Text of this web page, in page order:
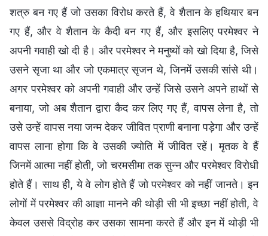
शत्रु बन गए हैं जो उसका विरोध करते हैं, वे शैतान के हथियार बन
गए हैं, और वे शैतान के कैदी बन गए हैं, और इसलिए परमेश्वर ने
अपनी गवाही खो दी है। और परमेश्वर ने मनुष्यों को खो दिया है, जिसे
उसने सृजा था और जो एकमात्र सृजन थे, जिनमें उसकी सांसे थी।
अगर परमेश्वर को अपनी गवाही और उन्हें जिसे उसने अपने हाथों से
बनाया, जो अब शैतान द्वारा कैद कर लिए गए हैं, वापस लेना है, तो
उसे उन्हें वापस नया जन्म देकर जीवित प्राणी बनाना पड़ेगा और उन्हें
वापस लाना होगा कि वे उसकी ज्योति में जीवित रहें। मृतक वे हैं
जिनमें आत्मा नहीं होती, जो चरमसीमा तक सुन्न और परमेश्वर विरोधी
होते हैं। साथ ही, ये वे लोग होते हैं जो परमेश्वर को नहीं जानते। इन
लोगों में परमेश्वर की आज्ञा मानने की थोड़ी सी भी इच्छा नहीं होती, वे
केवल उससे विद्रोह कर उसका सामना करते हैं और इन में थोड़ी भी